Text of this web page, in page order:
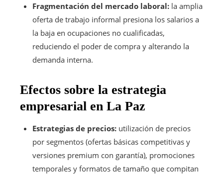
Fragmentación del mercado laboral: la amplia
oferta de trabajo informal presiona los salarios a
la baja en ocupaciones no cualificadas,
reduciendo el poder de compra y alterando la
demanda interna.
Efectos sobre la estrategia
empresarial en La Paz
Estrategias de precios: utilización de precios
por segmentos (ofertas básicas competitivas y
versiones premium con garantía), promociones
temporales y formatos de tamaño que compitan